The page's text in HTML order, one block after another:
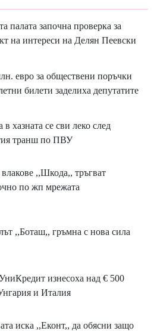
палата започна проверка за
на интереси на Делян Пеевски
евро за обществени поръчки
билети заделиха депутатите
в хазната се сви леко след
транш по ПВУ
,,Шкода,, тръгват
по жп мрежата
,,Боташ,, гръмна с нова сила
изнесоха над € 500
и Италия
иска ,,Еконт,, да обясни защо